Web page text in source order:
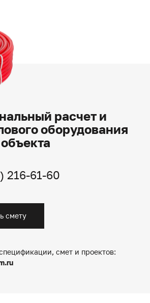
расчет и
оборудования
216-61-60
смету
смет и проектов: